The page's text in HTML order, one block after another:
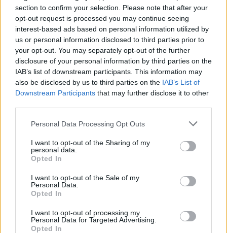
section to confirm your selection. Please note that after your
opt-out request is processed you may continue seeing
interest-based ads based on personal information utilized by
us or personal information disclosed to third parties prior to
your opt-out. You may separately opt-out of the further
disclosure of your personal information by third parties on the
IAB’s list of downstream participants. This information may
also be disclosed by us to third parties on the IAB’s List of
Downstream Participants that may further disclose it to other
Personal Data Processing Opt Outs
I want to opt-out of the Sharing of my
personal data.
Opted In
I want to opt-out of the Sale of my
Personal Data.
Opted In
I want to opt-out of processing my
Personal Data for Targeted Advertising.
Opted In
Zpravodajství
výborné podmínky. Horší voda je jen na
Živohošti
Zpravodajství
Příbram modernizuje parkovací automaty.
Přibudou i tři nové poblíž Svaté Hory
Zpravodajství
Středočeský kraj upravil pravidla soutěže.
Obce nově získají body i za předcházení
vzniku odpadu